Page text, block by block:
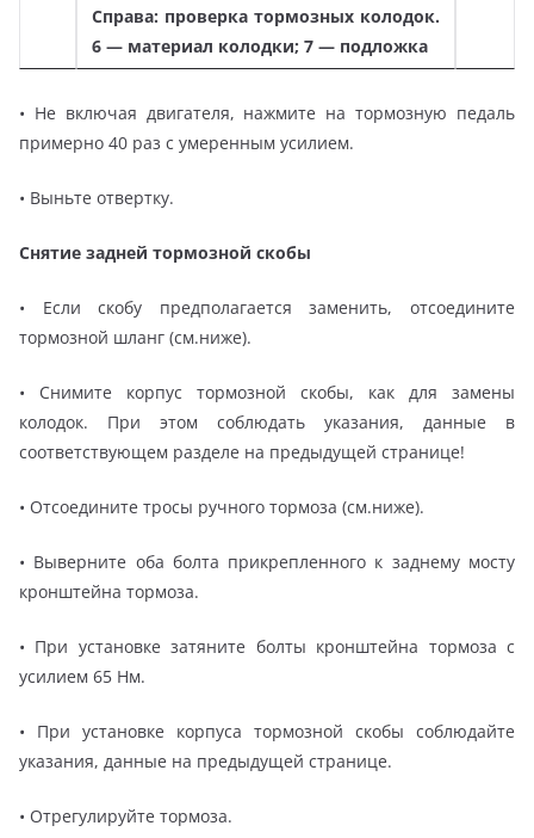
Справа: проверка тормозных колодок.
6 — материал колодки; 7 — подложка
• Не включая двигателя, нажмите на тормозную педаль
примерно 40 раз с умеренным усилием.
• Выньте отвертку.
Снятие задней тормозной скобы
• Если скобу предполагается заменить, отсоедините
тормозной шланг (см.ниже).
• Снимите корпус тормозной скобы, как для замены
колодок. При этом соблюдать указания, данные в
соответствующем разделе на предыдущей странице!
• Отсоедините тросы ручного тормоза (см.ниже).
• Выверните оба болта прикрепленного к заднему мосту
кронштейна тормоза.
• При установке затяните болты кронштейна тормоза с
усилием 65 Нм.
• При установке корпуса тормозной скобы соблюдайте
указания, данные на предыдущей странице.
• Отрегулируйте тормоза.